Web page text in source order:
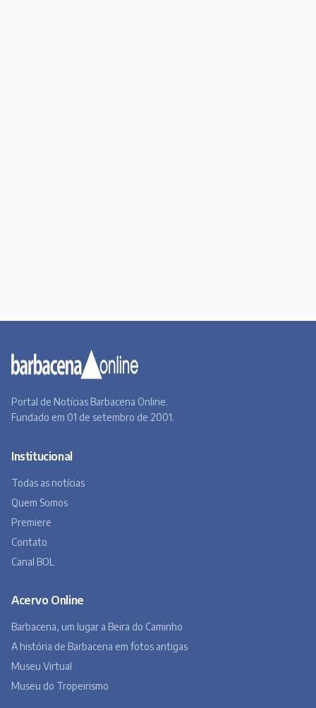
Portal de Notícias Barbacena Online.
Fundado em 01 de setembro de 2001.
Institucional
Todas as notícias
Quem Somos
Premiere
Contato
Canal BOL
Acervo Online
Barbacena, um lugar a Beira do Caminho
A história de Barbacena em fotos antigas
Museu Virtual
Museu do Tropeirismo